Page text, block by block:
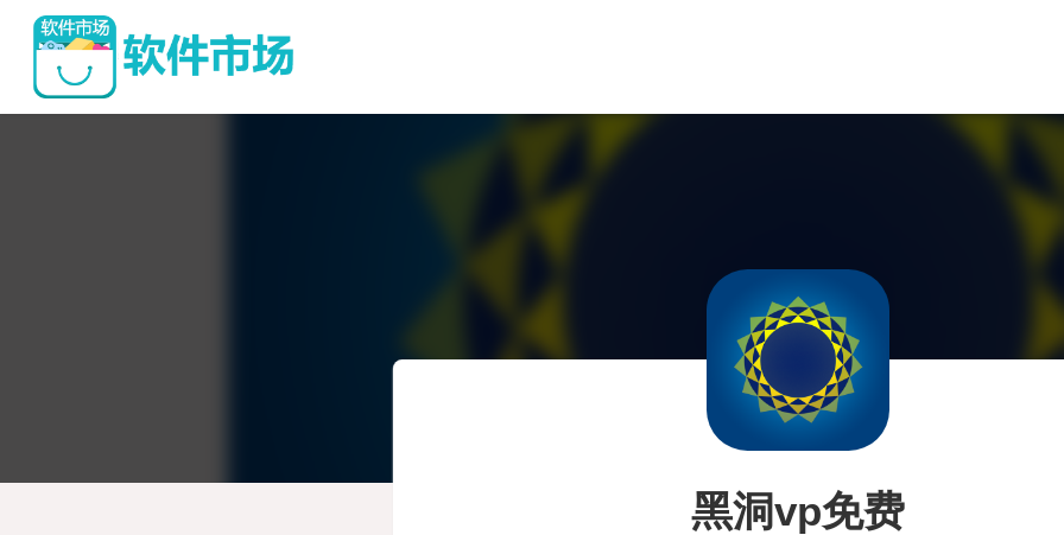
黑洞vp免费